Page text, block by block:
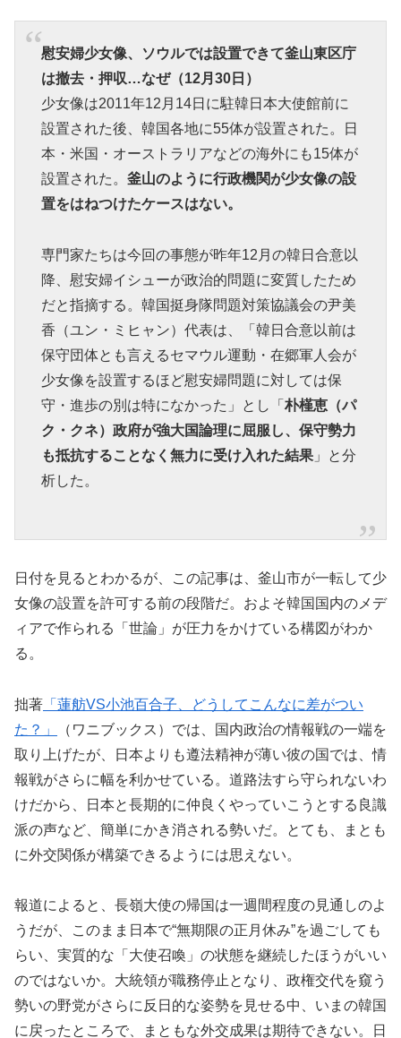
慰安婦少女像、ソウルでは設置できて釜山東区庁
は撤去・押収…なぜ（12月30日）
少女像は2011年12月14日に駐韓日本大使館前に
設置された後、韓国各地に55体が設置された。日
本・米国・オーストラリアなどの海外にも15体が
設置された。 釜山のように行政機関が少女像の設
置をはねつけたケースはない。
専門家たちは今回の事態が昨年12月の韓日合意以
降、慰安婦イシューが政治的問題に変質したため
だと指摘する。韓国挺身隊問題対策協議会の尹美
香（ユン・ミヒャン）代表は、「韓日合意以前は
保守団体とも言えるセマウル運動・在郷軍人会が
少女像を設置するほど慰安婦問題に対しては保
守・進歩の別は特になかった」とし「朴槿恵（パ
ク・クネ）政府が強大国論理に屈服し、保守勢力
も抵抗することなく無力に受け入れた結果」と分
析した。
日付を見るとわかるが、この記事は、釜山市が一転して少
女像の設置を許可する前の段階だ。およそ韓国国内のメデ
ィアで作られる「世論」が圧力をかけている構図がわか
る。
拙著 「蓮舫VS小池百合子、どうしてこんなに差がつい
た？」
（ワニブックス）では、国内政治の情報戦の一端を
取り上げたが、日本よりも遵法精神が薄い彼の国では、情
報戦がさらに幅を利かせている。道路法すら守られないわ
けだから、日本と長期的に仲良くやっていこうとする良識
派の声など、簡単にかき消される勢いだ。とても、まとも
に外交関係が構築できるようには思えない。
報道によると、長嶺大使の帰国は一週間程度の見通しのよ
うだが、このまま日本で“無期限の正月休み”を過ごしても
らい、実質的な「大使召喚」の状態を継続したほうがいい
のではないか。大統領が職務停止となり、政権交代を窺う
勢いの野党がさらに反日的な姿勢を見せる中、いまの韓国
に戻ったところで、まともな外交成果は期待できない。日